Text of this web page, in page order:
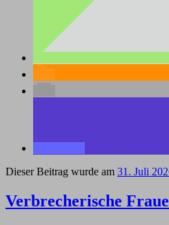
Dieser Beitrag wurde am 31. Juli
Verbrecherische